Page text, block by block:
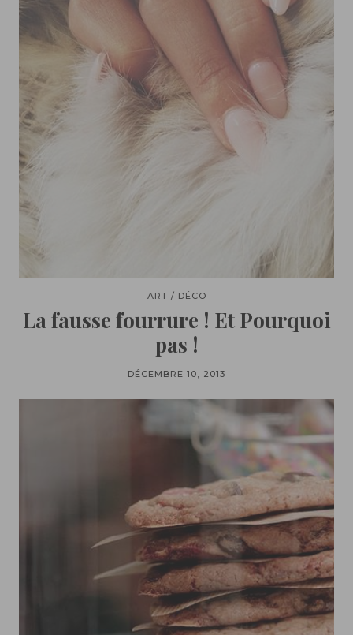
ART / DÉCO
La fausse fourrure ! Et Pourquoi
pas !
DÉCEMBRE 10, 2013